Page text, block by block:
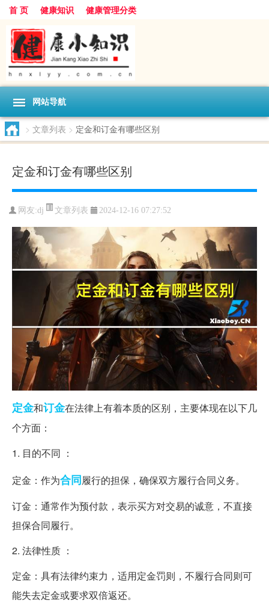
首 页 健康知识 健康管理分类
网站导航
> 文章列表 > 定金和订金有哪些区别
定金和订金有哪些区别
网友:dj 文章列表 2024-12-16 07:27:52
定金和订金在法律上有着本质的区别，主要体现在以下几
个方面：
1. 目的不同 ：
定金：作为合同履行的担保，确保双方履行合同义务。
订金：通常作为预付款，表示买方对交易的诚意，不直接
担保合同履行。
2. 法律性质 ：
定金：具有法律约束力，适用定金罚则，不履行合同则可
能失去定金或要求双倍返还。